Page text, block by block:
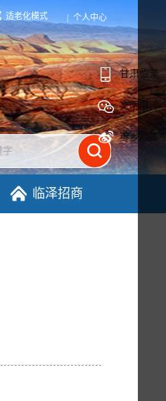
适老化模式 个人中心
临泽招商
甘肃临泽
文明临泽
枣乡临泽